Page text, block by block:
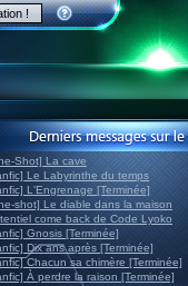
Shot] La cave
Le Labyrinthe du temps
L'Engrenage [Terminée]
shot] Le diable dans la maison
come back de Code Lyoko
Gnosis [Terminée]
Dix ans après [Terminée]
Chacun sa chimère [Terminée]
À perdre la raison [Terminée]